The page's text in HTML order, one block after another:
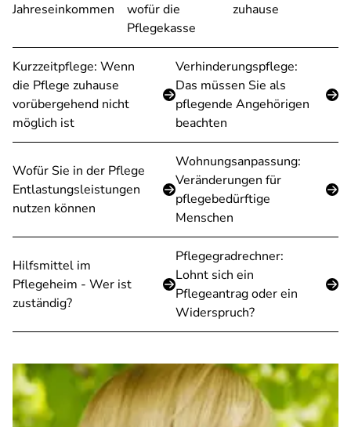
Jahreseinkommen
wofür die
Pflegekasse
zuhause
Kurzzeitpflege: Wenn
die Pflege zuhause
vorübergehend nicht
möglich ist
Verhinderungspflege:
Das müssen Sie als
pflegende Angehörigen
beachten
Wofür Sie in der Pflege
Entlastungsleistungen
nutzen können
Wohnungsanpassung:
Veränderungen für
pflegebedürftige
Menschen
Hilfsmittel im
Pflegeheim - Wer ist
zuständig?
Pflegegradrechner:
Lohnt sich ein
Pflegeantrag oder ein
Widerspruch?